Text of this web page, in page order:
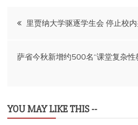
文 里贾纳大学驱逐学生会 停止校
萨省今秋新增约500名“课堂复杂性
YOU MAY LIKE THIS --